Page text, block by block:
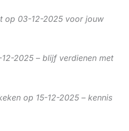
op 03-12-2025 voor jouw
2025 – blijf verdienen met
op 15-12-2025 – kennis